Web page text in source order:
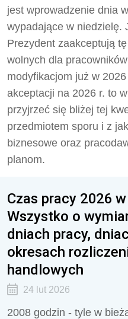
jest wprowadzenie dnia
wypadające w niedzielę.
Prezydent zaakceptują
wolnych dla
modyfikacjom już w
akceptacji na 2026 r. to
przyjrzeć się bliżej tej
przedmiotem sporu i z
biznesowe oraz
planom.
Czas pracy 2026
Wszystko o
dniach pracy,
okresach
handlowych
24 lut 2026
2008 godzin - tyle w